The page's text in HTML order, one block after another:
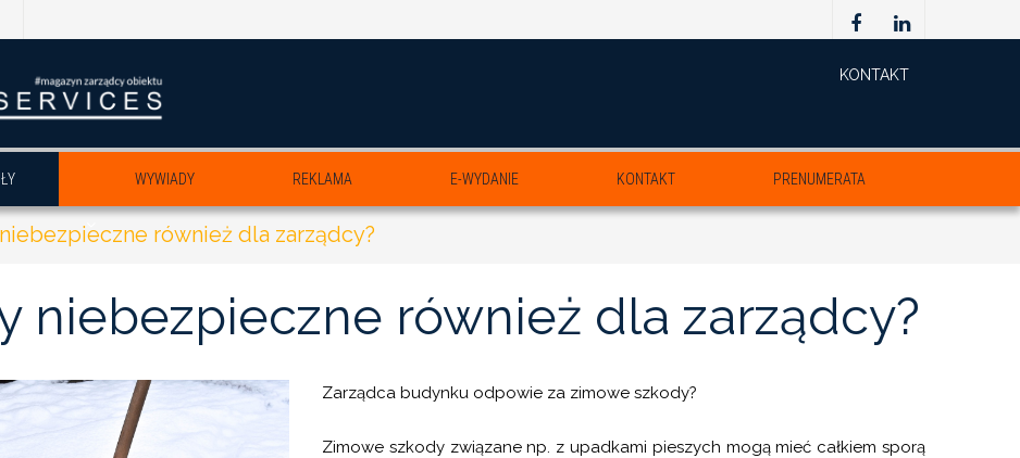
KONTAKT
WYWIADY REKLAMA E-WYDANIE KONTAKT PRENUMERATA
również dla zarządcy?
niebezpieczne również dla zarządcy?
Zarządca budynku odpowie za zimowe szkody?
Zimowe szkody związane np. z upadkami pieszych mogą mieć całkiem sporą